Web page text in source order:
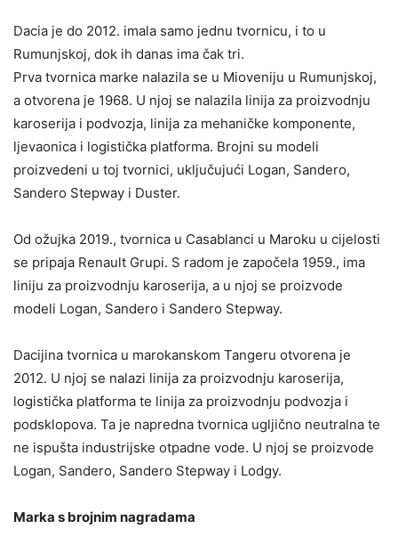
Dacia je do 2012. imala samo jednu tvornicu, i to u
Rumunjskoj, dok ih danas ima čak tri.
Prva tvornica marke nalazila se u Mioveniju u Rumunjskoj,
a otvorena je 1968. U njoj se nalazila linija za proizvodnju
karoserija i podvozja, linija za mehaničke komponente,
ljevaonica i logistička platforma. Brojni su modeli
proizvedeni u toj tvornici, uključujući Logan, Sandero,
Sandero Stepway i Duster.
Od ožujka 2019., tvornica u Casablanci u Maroku u cijelosti
se pripaja Renault Grupi. S radom je započela 1959., ima
liniju za proizvodnju karoserija, a u njoj se proizvode
modeli Logan, Sandero i Sandero Stepway.
Dacijina tvornica u marokanskom Tangeru otvorena je
2012. U njoj se nalazi linija za proizvodnju karoserija,
logistička platforma te linija za proizvodnju podvozja i
podsklopova. Ta je napredna tvornica ugljično neutralna te
ne ispušta industrijske otpadne vode. U njoj se proizvode
Logan, Sandero, Sandero Stepway i Lodgy.
Marka s brojnim nagradama